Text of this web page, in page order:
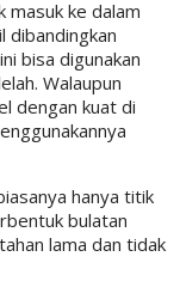
masuk ke dalam
dibandingkan
bisa digunakan
Walaupun
dengan kuat di
hanya titik
bulatan
lama dan tidak